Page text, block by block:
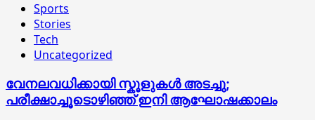
Sports
Stories
Tech
Uncategorized
വേനലവധിക്കായി സ്കൂളുകൾ അടച്ചു;
പരീക്ഷാച്ചൂടൊഴിഞ്ഞ് ഇനി ആഘോഷക്കാലം